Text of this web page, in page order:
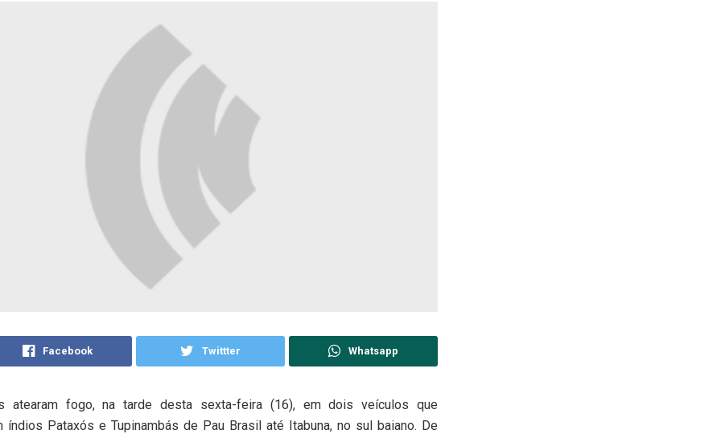
Facebook Twittter Whatsapp
atearam fogo, na tarde desta sexta-feira (16), em dois veículos que
índios Pataxós e Tupinambás de Pau Brasil até Itabuna, no sul baiano. De